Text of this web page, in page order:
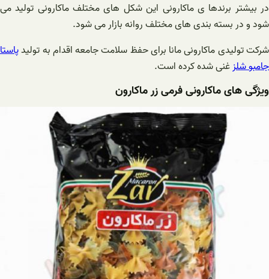
در بیشتر برندها ی ماکارونی این شکل های مختلف ماکارونی تولید می
شود و در بسته بندی های مختلف روانه بازار می شود.
شرکت تولیدی ماکارونی مانا برای حفظ سلامت جامعه اقدام به تولیدپاستا
جامبو شلزغنی شده کرده است.
ویژگی های ماکارونی فرمی زر ماکارون